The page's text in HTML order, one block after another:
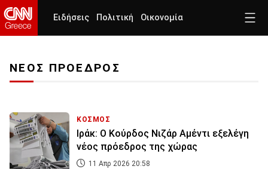
Ειδήσεις Πολιτική Οικονομία
ΝΕΟΣ ΠΡΟΕΔΡΟΣ
ΚΟΣΜΟΣ
Ιράκ: Ο Κούρδος Νιζάρ Αμέντι εξελέγη
νέος πρόεδρος της χώρας
11 Απρ 2026 20:58